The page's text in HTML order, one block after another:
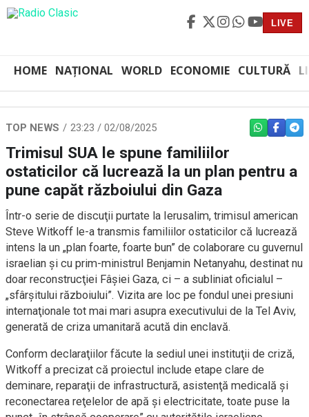
LIVE
HOME NAȚIONAL WORLD ECONOMIE CULTURĂ
TOP NEWS 23:23 / 02/08/2025 WHATSAPP
Trimisul SUA le spune familiilor
ostaticilor că lucrează la un plan pentru a
pune capăt războiului din Gaza
Într-o serie de discuţii purtate la Ierusalim, trimisul american
Steve Witkoff le-a transmis familiilor ostaticilor că lucrează
intens la un „plan foarte, foarte bun” de colaborare cu guvernul
israelian şi cu prim-ministrul Benjamin Netanyahu, destinat nu
doar reconstrucţiei Fâşiei Gaza, ci – a subliniat oficialul –
„sfârşitului războiului”. Vizita are loc pe fondul unei presiuni
internaţionale tot mai mari asupra executivului de la Tel Aviv,
generată de criza umanitară acută din enclavă.
Conform declaraţiilor făcute la sediul unei instituţii de criză,
Witkoff a precizat că proiectul include etape clare de
deminare, reparaţii de infrastructură, asistenţă medicală şi
reconectarea reţelelor de apă şi electricitate, toate puse la